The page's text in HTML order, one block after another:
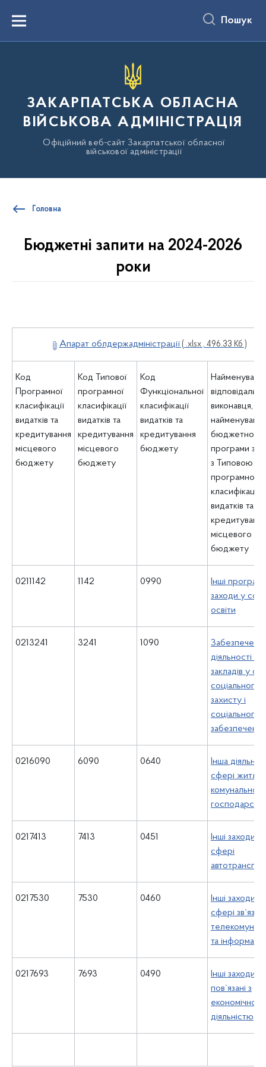
вмістуMenu Пошук
ЗАКАРПАТСЬКА ОБЛАСНА
ВІЙСЬКОВА АДМІНІСТРАЦІЯ
Офіційний веб-сайт Закарпатської обласної
військової адміністрації
Головна
Бюджетні запити на 2024-2026
роки
Апарат облдержадміністрації( .xlsx , 496.33 Кб )
Код
Програмної
класифікації
видатків та
кредитування
місцевого
бюджету
Код Типової
програмної
класифікації
видатків та
кредитування
місцевого
бюджету
Код
Функціональної
класифікації
видатків та
кредитування
бюджету
виконавця,
найменування
бюджетної
програми
з Типовою
програмною
видатків та
кредитування
місцевого
бюджету
0211142 1142 0990
Інші
заходи у
освіти
0213241 3241 1090
діяльності
закладів у
соціального
захисту і
соціального
забезпечення
0216090 6090 0640
Інша
сфері
комунального
господарства
0217413 7413 0451
Інші заходи у
сфері
0217530 7530 0460
Інші заходи у
сфері зв`язку,
та
0217693 7693 0490
Інші заходи,
пов`язані з
економічною
діяльністю